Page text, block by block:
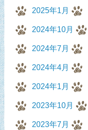
2025年1月
2024年10月
2024年7月
2024年4月
2024年1月
2023年10月
2023年7月